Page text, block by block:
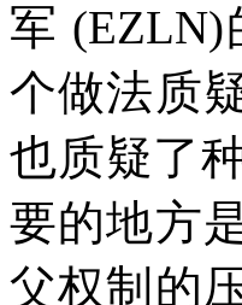
军 (EZLN)
个做法质
也质疑了
要的地方
父权制的